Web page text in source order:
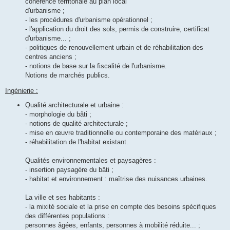
d'urbanisme ;
- les procédures d'urbanisme opérationnel ;
- l'application du droit des sols, permis de construire, certificat
d'urbanisme... ;
- politiques de renouvellement urbain et de réhabilitation des
centres anciens ;
- notions de base sur la fiscalité de l'urbanisme.
Notions de marchés publics.
Ingénierie :
Qualité architecturale et urbaine :
- morphologie du bâti ;
- notions de qualité architecturale ;
- mise en œuvre traditionnelle ou contemporaine des matériaux ;
- réhabilitation de l'habitat existant.
Qualités environnementales et paysagères :
- insertion paysagère du bâti ;
- habitat et environnement : maîtrise des nuisances urbaines.
La ville et ses habitants :
- la mixité sociale et la prise en compte des besoins spécifiques
des différentes populations :
personnes âgées, enfants, personnes à mobilité réduite... ;